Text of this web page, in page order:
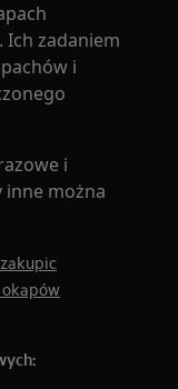
Ich zadaniem
i
i
inne można